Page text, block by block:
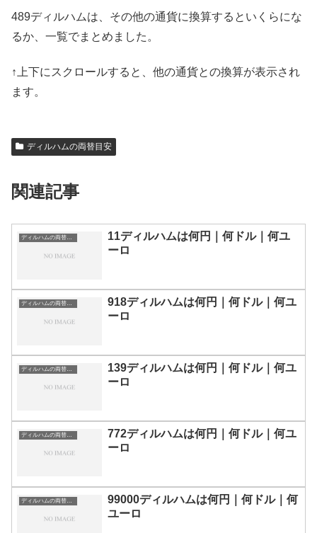
489ディルハムは、その他の通貨に換算するといくらにな
るか、一覧でまとめました。
↑上下にスクロールすると、他の通貨との換算が表示され
ます。
ディルハムの両替目安
関連記事
ディルハムの両替目安
11ディルハムは何円｜何ドル｜何ユ
ーロ
ディルハムの両替目安
918ディルハムは何円｜何ドル｜何ユ
ーロ
ディルハムの両替目安
139ディルハムは何円｜何ドル｜何ユ
ーロ
ディルハムの両替目安
772ディルハムは何円｜何ドル｜何ユ
ーロ
ディルハムの両替目安
99000ディルハムは何円｜何ドル｜何
ユーロ